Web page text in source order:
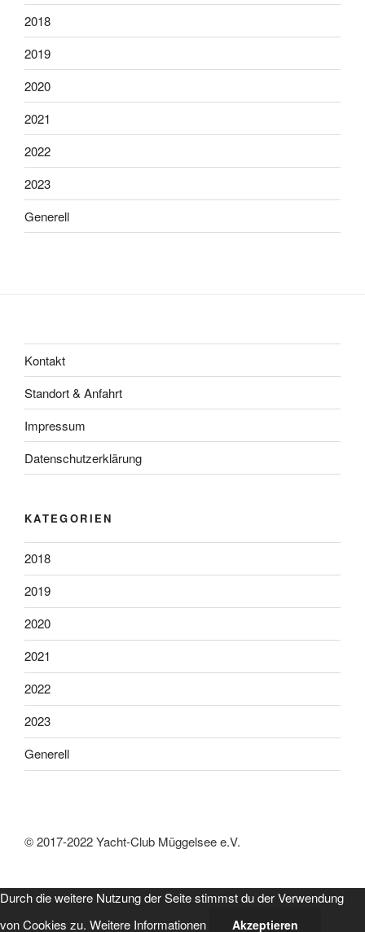
2018
2019
2020
2021
2022
2023
Generell
Kontakt
Standort & Anfahrt
Impressum
Datenschutzerklärung
KATEGORIEN
2018
2019
2020
2021
2022
2023
Generell
© 2017-2022 Yacht-Club Müggelsee e.V.
Durch die weitere Nutzung der Seite stimmst du der Verwendung
von Cookies zu. Weitere Informationen Akzeptieren